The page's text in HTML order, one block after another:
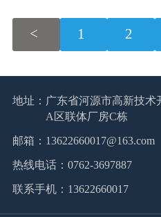
< 1 2
地址： 广东省河源市高新技术
A区联体厂房C栋
邮箱： 13622660017@163.com
热线电话： 0762-3697887
联系手机： 13622660017